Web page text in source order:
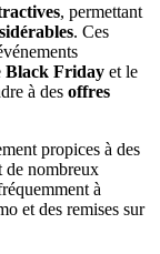
, permettant
. Ces
Black Friday et le
à des offres
propices à des
de nombreux
à
et des remises sur